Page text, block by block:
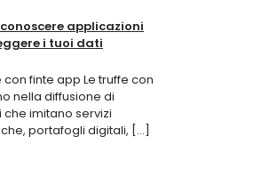
applicazioni
i tuoi dati
finte app Le truffe con
nella diffusione di
imitano servizi
portafogli digitali, […]